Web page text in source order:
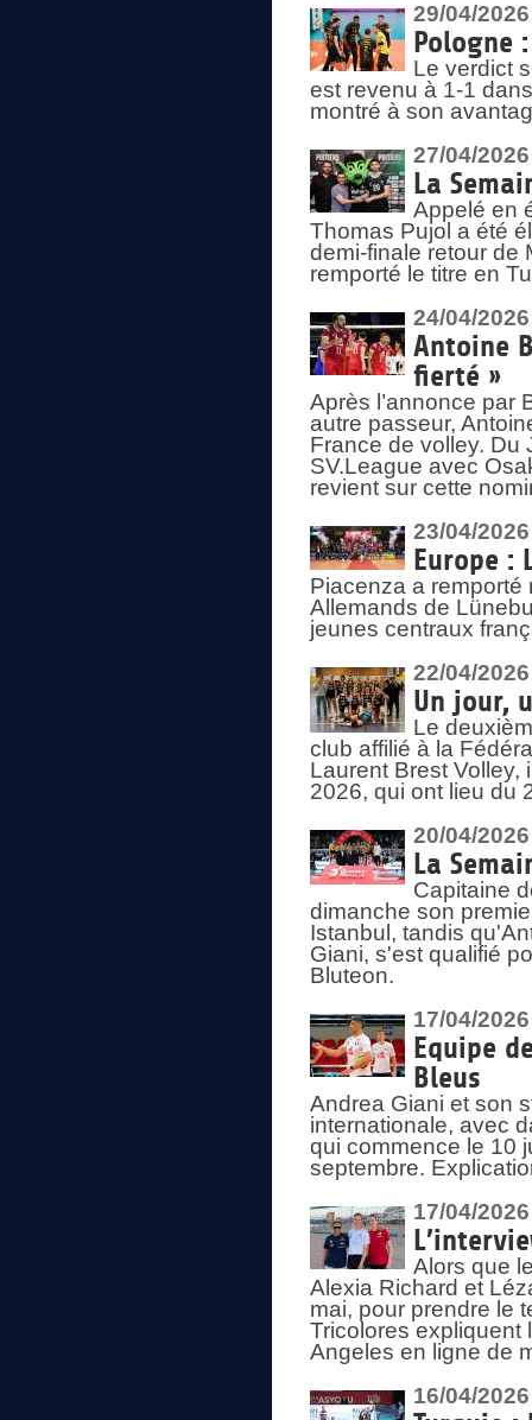
29/04/2026
Pologne
Le verdict
est revenu à 1-1
montré à son
27/04/2026
La
Appelé en
Thomas Pujol a été
demi-finale retour de
remporté le titre en
24/04/2026
Antoine
fierté »
Après l’annonce par
autre passeur,
France de volley. Du
SV.League avec
revient sur cette
23/04/2026
Europe :
Piacenza a remporté
Allemands de
jeunes centraux
22/04/2026
Un jour,
Le
club affilié à la
Laurent Brest Volley,
2026, qui ont lieu du
20/04/2026
La
Capitaine
dimanche son
Istanbul, tandis
Giani, s'est qualifié
Bluteon.
17/04/2026
Equipe
Bleus
Andrea Giani et son
internationale, avec
qui commence le 10
septembre.
17/04/2026
Alors que
Alexia Richard et
mai, pour prendre le
Tricolores expliquent
Angeles en ligne de
16/04/2026